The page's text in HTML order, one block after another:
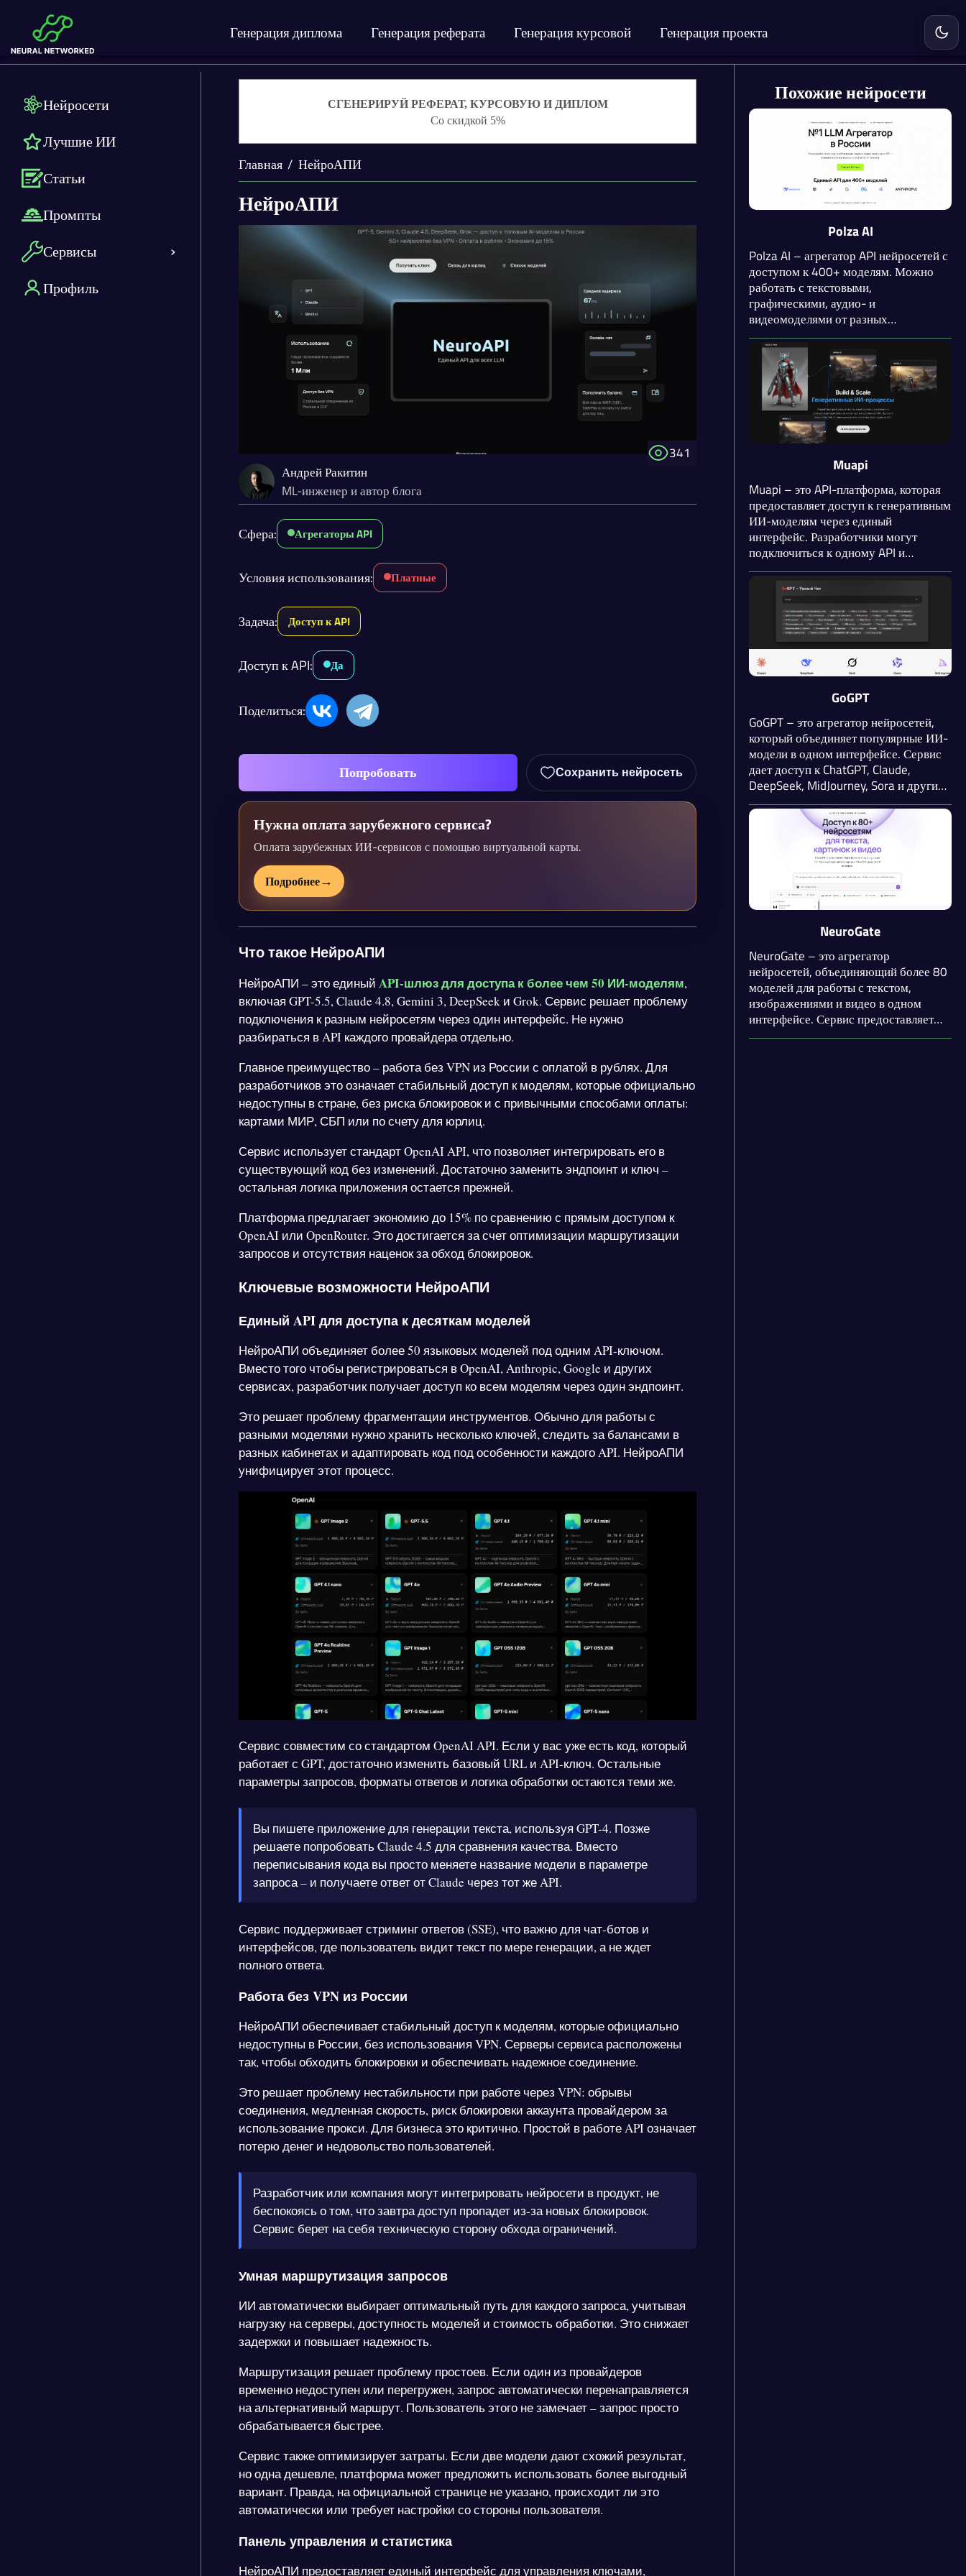
Генерация диплома Генерация реферата Генерация курсовой Генерация проекта
Нейросети
Лучшие ИИ
Статьи
Промпты
Сервисы
Профиль
СГЕНЕРИРУЙ РЕФЕРАТ, КУРСОВУЮ И ДИПЛОМ
Со скидкой 5%
Главная НейроАПИ
НейроАПИ
341
Андрей Ракитин
ML-инженер и автор блога
Сфера: Агрегаторы API
Условия использования: Платные
Задача: Доступ к API
Доступ к API: Да
Поделиться:
Попробовать Сохранить нейросеть
Нужна оплата зарубежного сервиса?
Оплата зарубежных ИИ-сервисов с помощью виртуальной карты.
Подробнее→
Что такое НейроАПИ
НейроАПИ – это единый API-шлюз для доступа к более чем 50 ИИ-моделям,
включая GPT-5.5, Claude 4.8, Gemini 3, DeepSeek и Grok. Сервис решает проблему
подключения к разным нейросетям через один интерфейс. Не нужно
разбираться в API каждого провайдера отдельно.
Главное преимущество – работа без VPN из России с оплатой в рублях. Для
разработчиков это означает стабильный доступ к моделям, которые официально
недоступны в стране, без риска блокировок и с привычными способами оплаты:
картами МИР, СБП или по счету для юрлиц.
Сервис использует стандарт OpenAI API, что позволяет интегрировать его в
существующий код без изменений. Достаточно заменить эндпоинт и ключ –
остальная логика приложения остается прежней.
Платформа предлагает экономию до 15% по сравнению с прямым доступом к
OpenAI или OpenRouter. Это достигается за счет оптимизации маршрутизации
запросов и отсутствия наценок за обход блокировок.
Ключевые возможности НейроАПИ
Единый API для доступа к десяткам моделей
НейроАПИ объединяет более 50 языковых моделей под одним API-ключом.
Вместо того чтобы регистрироваться в OpenAI, Anthropic, Google и других
сервисах, разработчик получает доступ ко всем моделям через один эндпоинт.
Это решает проблему фрагментации инструментов. Обычно для работы с
разными моделями нужно хранить несколько ключей, следить за балансами в
разных кабинетах и адаптировать код под особенности каждого API. НейроАПИ
унифицирует этот процесс.
Сервис совместим со стандартом OpenAI API. Если у вас уже есть код, который
работает с GPT, достаточно изменить базовый URL и API-ключ. Остальные
параметры запросов, форматы ответов и логика обработки остаются теми же.
Вы пишете приложение для генерации текста, используя GPT-4. Позже
решаете попробовать Claude 4.5 для сравнения качества. Вместо
переписывания кода вы просто меняете название модели в параметре
запроса – и получаете ответ от Claude через тот же API.
Сервис поддерживает стриминг ответов (SSE), что важно для чат-ботов и
интерфейсов, где пользователь видит текст по мере генерации, а не ждет
полного ответа.
Работа без VPN из России
НейроАПИ обеспечивает стабильный доступ к моделям, которые официально
недоступны в России, без использования VPN. Серверы сервиса расположены
так, чтобы обходить блокировки и обеспечивать надежное соединение.
Это решает проблему нестабильности при работе через VPN: обрывы
соединения, медленная скорость, риск блокировки аккаунта провайдером за
использование прокси. Для бизнеса это критично. Простой в работе API означает
потерю денег и недовольство пользователей.
Разработчик или компания могут интегрировать нейросети в продукт, не
беспокоясь о том, что завтра доступ пропадет из-за новых блокировок.
Сервис берет на себя техническую сторону обхода ограничений.
Умная маршрутизация запросов
ИИ автоматически выбирает оптимальный путь для каждого запроса, учитывая
нагрузку на серверы, доступность моделей и стоимость обработки. Это снижает
задержки и повышает надежность.
Маршрутизация решает проблему простоев. Если один из провайдеров
временно недоступен или перегружен, запрос автоматически перенаправляется
на альтернативный маршрут. Пользователь этого не замечает – запрос просто
обрабатывается быстрее.
Сервис также оптимизирует затраты. Если две модели дают схожий результат,
но одна дешевле, платформа может предложить использовать более выгодный
вариант. Правда, на официальной странице не указано, происходит ли это
автоматически или требует настройки со стороны пользователя.
Панель управления и статистика
НейроАПИ предоставляет единый интерфейс для управления ключами,
Похожие нейросети
Polza AI
Polza AI – агрегатор API нейросетей с
доступом к 400+ моделям. Можно
работать с текстовыми,
графическими, аудио- и
видеомоделями от разных
провайдеров, и не нужно
подключаться к каждому
отдельно. Сервис поддерживает
генерацию текста, кода, изображений,
аудио и видео – один API покрывает
весь спектр задач.
Muapi
Muapi – это API-платформа, которая
предоставляет доступ к генеративным
ИИ-моделям через единый
интерфейс. Разработчики могут
подключиться к одному API и
работать с десятками моделей для
генерации изображений, видео и
аудио, вместо того чтобы
интегрировать каждый сервис
отдельно. Платформа берет на себя
хостинг моделей, масштабирование и
поддержку API.
GoGPT
GoGPT – это агрегатор нейросетей,
который объединяет популярные ИИ-
модели в одном интерфейсе. Сервис
дает доступ к ChatGPT, Claude,
DeepSeek, MidJourney, Sora и другим
инструментам для работы с текстом,
изображениями, видео и кодом.
Главное преимущество –
возможность переключаться между
моделями внутри одного чата без
открытия множества вкладок.
NeuroGate
NeuroGate – это агрегатор
нейросетей, объединяющий более 80
моделей для работы с текстом,
изображениями и видео в одном
интерфейсе. Сервис предоставляет
доступ к популярным ИИ-